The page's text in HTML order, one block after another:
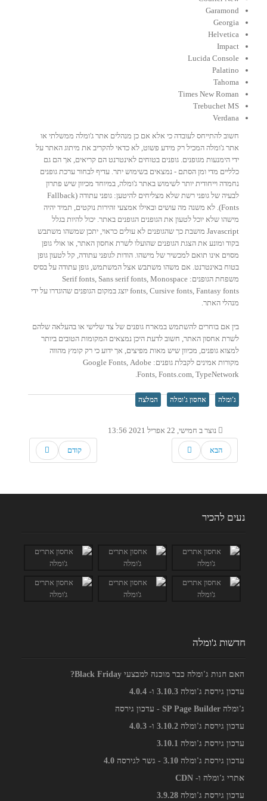
Garamond
Georgia
Helvetica
Impact
Lucida Console
Palatino
Tahoma
Times New Roman
Trebuchet MS
Verdana
חשוב להתייחס לעובדה כי אלא אם כן מנהלים אתר ג'ומלה ממשלתי או
אתר ג'ומלה המכיל רק מידע פשוט, לא כדאי להקריב את מיתוג האתר על
ידי הימנעות מגופנים. גופנים בטוחים לאינטרנט הם קריאים, אך הם גם
כלליים מדי ומן הסתם - נמצאים בשימוש יתר. עדיף לבחור ערכת גופנים
נחמדה וייחודית יותר לשימוש באתר ג'ומלה, במיוחד מכיוון שיש פתרון
לבעיה של גופני רשת שלא מצליחים להיטען: גופני עתודה (Fallback
Fonts). לא משנה מה עושים ובאילו אמצעי זהירות נוקטים, תמיד יהיה
מישהו שלא יוכל לטעון את הגופנים הגופנים באתר. יכול להיות בגלל
Javascript מושבת כך שהגופנים לא עולים כראוי, יתכן שמשהו משתבש
בקוד ומונע את הצגת הגופנים שהועלו לשרת אחסון האתר, או אולי גופן
מסוים אינו תואם למכשיר של מישהו. הודות לגופני עתודה, קל לטעון גופן
בטוח באינטרנט. אם משהו משתבש אצל המשתמש, גופן עתודה על בסיס
משפחת הגופנים: Serif fonts, Sans serif fonts, Monospace
fonts, Cursive fonts, Fantasy fonts יוצג במקום הגופנים שהוגדרו על ידי
מנהלי האתר.
בין אם בוחרים להשתמש במארח גופנים של צד שלישי או בהעלאה שלהם
לשרת אחסון האתר, חשוב לדעת היכן נמצאים המקומות הטובים ביותר
למצוא גופנים, מכיוון שיש מאות מפיצים, אך ידוע כי רק קומץ מהווה
מקורות אמינים לקבלת גופנים: Google Fonts, Adobe
Fonts, Fonts.com, TypeNetwork.
ג'ומלה אחסון ג'ומלה המלצה
נוצר ב חמישי, 22 אפריל 2021 13:56
קודם הבא
נעים להכיר
חדשות ג'ומלה
האם חנות ג'ומלה כבר מוכנה למבצעי Black Friday?
עדכון גירסת ג'ומלה 3.10.3 ו- 4.0.4
ג'ומלה SP Page Builder - עדכון גירסה
עדכון גירסת ג'ומלה 3.10.2 ו- 4.0.3
עדכון גירסת ג'ומלה 3.10.1
עדכון גירסת ג'ומלה 3.10 - גשר לגירסה 4.0
אתרי ג'ומלה ו- CDN
עדכון גירסת ג'ומלה 3.9.28